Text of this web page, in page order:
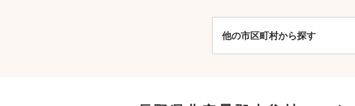
他の市区町村から探す